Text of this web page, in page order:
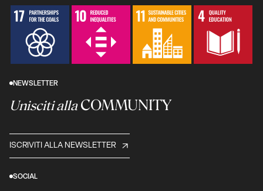
NEWSLETTER
Unisciti allaCOMMUNITY
ISCRIVITI ALLA NEWSLETTER
SOCIAL